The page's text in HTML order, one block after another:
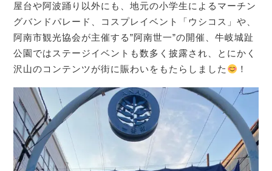
屋台や阿波踊り以外にも、地元の小学生によるマーチン
グバンドパレード、コスプレイベント「ウシコス」や、
阿南市観光協会が主催する”阿南世一”の開催、牛岐城趾
公園ではステージイベントも数多く披露され、とにかく
沢山のコンテンツが街に賑わいをもたらしました
！